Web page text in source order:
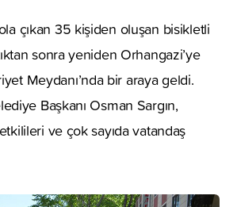
çıkan 35 kişiden oluşan bisikletli
sonra yeniden Orhangazi’ye
Meydanı’nda bir araya geldi.
Başkanı Osman Sargın,
ve çok sayıda vatandaş